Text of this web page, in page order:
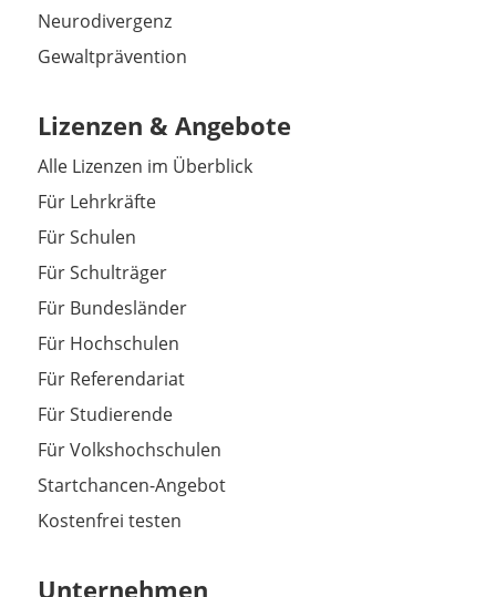
Neurodivergenz
Gewaltprävention
Lizenzen & Angebote
Alle Lizenzen im Überblick
Für Lehrkräfte
Für Schulen
Für Schulträger
Für Bundesländer
Für Hochschulen
Für Referendariat
Für Studierende
Für Volkshochschulen
Startchancen-Angebot
Kostenfrei testen
Unternehmen